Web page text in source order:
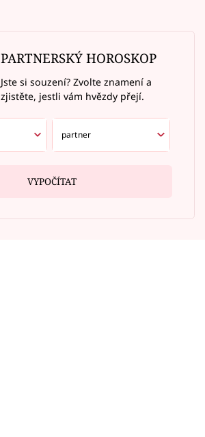
PARTNERSKÝ HOROSKOP
Jste si souzení? Zvolte znamení a
zjistěte, jestli vám hvězdy přejí.
VYPOČÍTAT